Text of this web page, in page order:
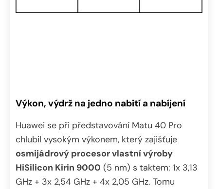
Výkon, výdrž na jedno nabití a nabíjení
Huawei se při představování Matu 40 Pro
chlubil vysokým výkonem, který zajišťuje
osmijádrový procesor vlastní výroby
HiSilicon Kirin 9000 (5 nm) s taktem: 1x 3,13
GHz + 3x 2,54 GHz + 4x 2,05 GHz. Tomu